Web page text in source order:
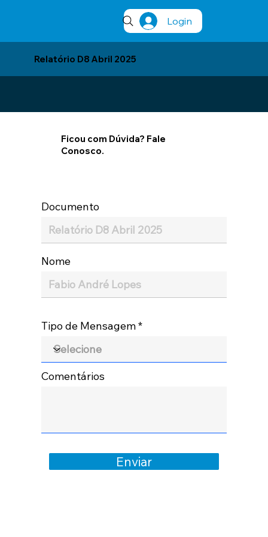
Login
Relatório D8 Abril 2025
Ficou com Dúvida? Fale
Conosco.
Documento
Nome
Tipo de Mensagem
Comentários
Enviar